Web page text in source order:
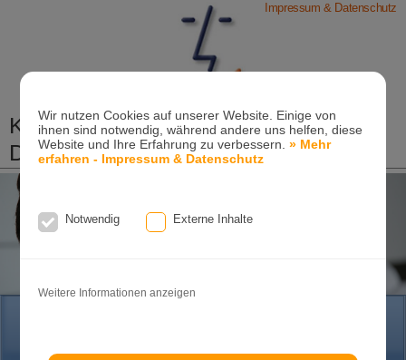
Wir nutzen Cookies auf unserer Website. Einige von
ihnen sind notwendig, während andere uns helfen, diese
Website und Ihre Erfahrung zu verbessern.» Mehr
erfahren - Impressum & Datenschutz
Notwendig Externe Inhalte
Weitere Informationen anzeigen
Impressum & Datenschutz
Kieferorthopädische Praxis
Dr. Konik & Kollegen
Zahn- und Kieferregulierungen für Kinder und
Erwachsene
Ganzheitliche-Kieferorthopädie
Erwachsenen-Kieferorthopädie